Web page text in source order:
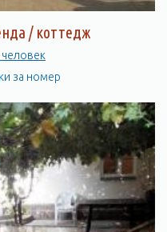
/ коттедж
за номер